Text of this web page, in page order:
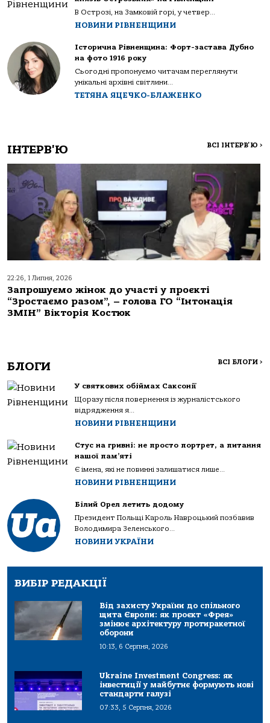
В Острозі, на Замковій горі, у четвер...
НОВИНИ РІВНЕНЩИНИ
Історична Рівненщина: Форт-застава Дубно
на фото 1916 року
Сьогодні пропонуємо читачам переглянути
унікальні архівні світлини...
ТЕТЯНА ЯЦЕЧКО-БЛАЖЕНКО
ІНТЕРВ'Ю ВСІ ІНТЕРВ'Ю >
22:26, 1 Липня, 2026
Запрошуємо жінок до участі у проєкті
“Зростаємо разом”, – голова ГО “Інтонація
ЗМІН” Вікторія Костюк
БЛОГИ ВСІ БЛОГИ >
У святкових обіймах Саксонії
Щоразу після повернення із журналістського
відрядження я...
НОВИНИ РІВНЕНЩИНИ
Стус на гривні: не просто портрет, а питання
нашої пам’яті
Є імена, які не повинні залишатися лише...
НОВИНИ РІВНЕНЩИНИ
Білий Орел летить додому
Президент Польщі Кароль Навроцький позбавив
Володимира Зеленського...
НОВИНИ УКРАЇНИ
ВИБІР РЕДАКЦІЇ
Від захисту України до спільного
щита Європи: як проєкт «Фрея»
змінює архітектуру протиракетної
оборони
10:13, 6 Серпня, 2026
Ukraine Investment Congress: як
інвестиції у майбутнє формують нові
стандарти галузі
07:33, 5 Серпня, 2026